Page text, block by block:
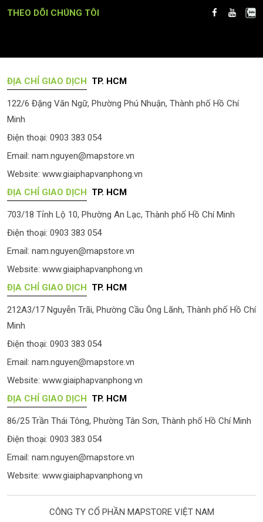
THEO DÕI CHÚNG TÔI
ĐỊA CHỈ GIAO DỊCH TP. HCM
122/6 Đặng Văn Ngữ, Phường Phú Nhuận, Thành phố Hồ Chí
Minh
Điện thoại: 0903 383 054
Email: nam.nguyen@mapstore.vn
Website: www.giaiphapvanphong.vn
ĐỊA CHỈ GIAO DỊCH TP. HCM
703/18 Tỉnh Lộ 10, Phường An Lạc, Thành phố Hồ Chí Minh
Điện thoại: 0903 383 054
Email: nam.nguyen@mapstore.vn
Website: www.giaiphapvanphong.vn
ĐỊA CHỈ GIAO DỊCH TP. HCM
212A3/17 Nguyễn Trãi, Phường Cầu Ông Lãnh, Thành phố Hồ Chí
Minh
Điện thoại: 0903 383 054
Email: nam.nguyen@mapstore.vn
Website: www.giaiphapvanphong.vn
ĐỊA CHỈ GIAO DỊCH TP. HCM
86/25 Trần Thái Tông, Phường Tân Sơn, Thành phố Hồ Chí Minh
Điện thoại: 0903 383 054
Email: nam.nguyen@mapstore.vn
Website: www.giaiphapvanphong.vn
CÔNG TY CỔ PHẦN MAPSTORE VIỆT NAM